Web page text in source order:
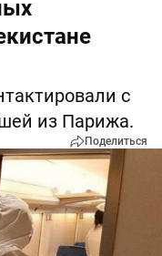
с
из Парижа.
Поделиться